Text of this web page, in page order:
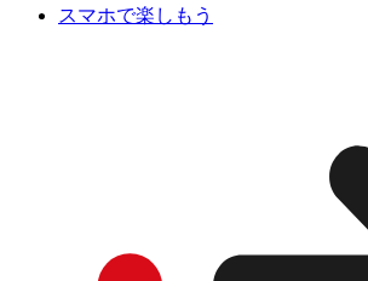
スマホで楽しもう